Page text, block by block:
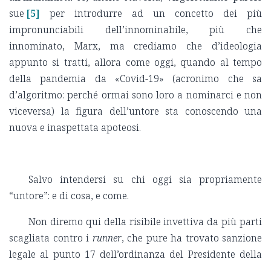
sue [5] per introdurre ad un concetto dei più
impronunciabili dell’innominabile, più che
innominato, Marx, ma crediamo che d’ideologia
appunto si tratti, allora come oggi, quando al tempo
della pandemia da «Covid-19» (acronimo che sa
d’algoritmo: perché ormai sono loro a nominarci e non
viceversa) la figura dell’untore sta conoscendo una
nuova e inaspettata apoteosi.
Salvo intendersi su chi oggi sia propriamente
“untore”: e di cosa, e come.
Non diremo qui della risibile invettiva da più parti
scagliata contro i runner, che pure ha trovato sanzione
legale al punto 17 dell’ordinanza del Presidente della